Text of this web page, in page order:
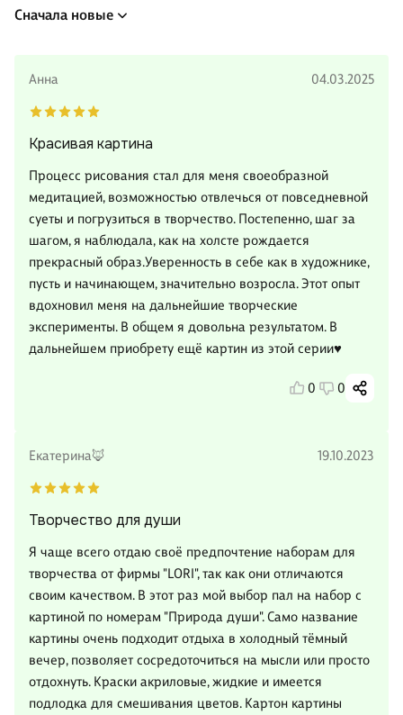
Сначала новые
Анна 04.03.2025
Красивая картина
Процесс рисования стал для меня своеобразной
медитацией, возможностью отвлечься от повседневной
суеты и погрузиться в творчество. Постепенно, шаг за
шагом, я наблюдала, как на холсте рождается
прекрасный образ.Уверенность в себе как в художнике,
пусть и начинающем, значительно возросла. Этот опыт
вдохновил меня на дальнейшие творческие
эксперименты. В общем я довольна результатом. В
дальнейшем приобрету ещё картин из этой серии♥️
0 0
Екатерина🦊 19.10.2023
Творчество для души
Я чаще всего отдаю своё предпочтение наборам для
творчества от фирмы "LORI", так как они отличаются
своим качеством. В этот раз мой выбор пал на набор с
картиной по номерам "Природа души". Само название
картины очень подходит отдыха в холодный тёмный
вечер, позволяет сосредоточиться на мысли или просто
отдохнуть. Краски акриловые, жидкие и имеется
подлодка для смешивания цветов. Картон картины